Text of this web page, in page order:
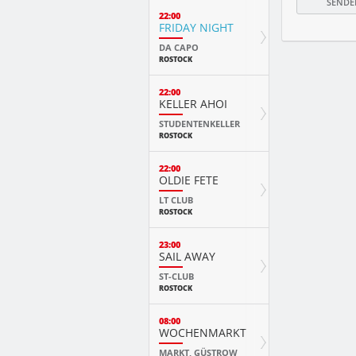
22:00
FRIDAY NIGHT
DA CAPO
ROSTOCK
22:00
KELLER AHOI
STUDENTENKELLER
ROSTOCK
22:00
OLDIE FETE
LT CLUB
ROSTOCK
23:00
SAIL AWAY
ST-CLUB
ROSTOCK
08:00
WOCHENMARKT
MARKT, GÜSTROW